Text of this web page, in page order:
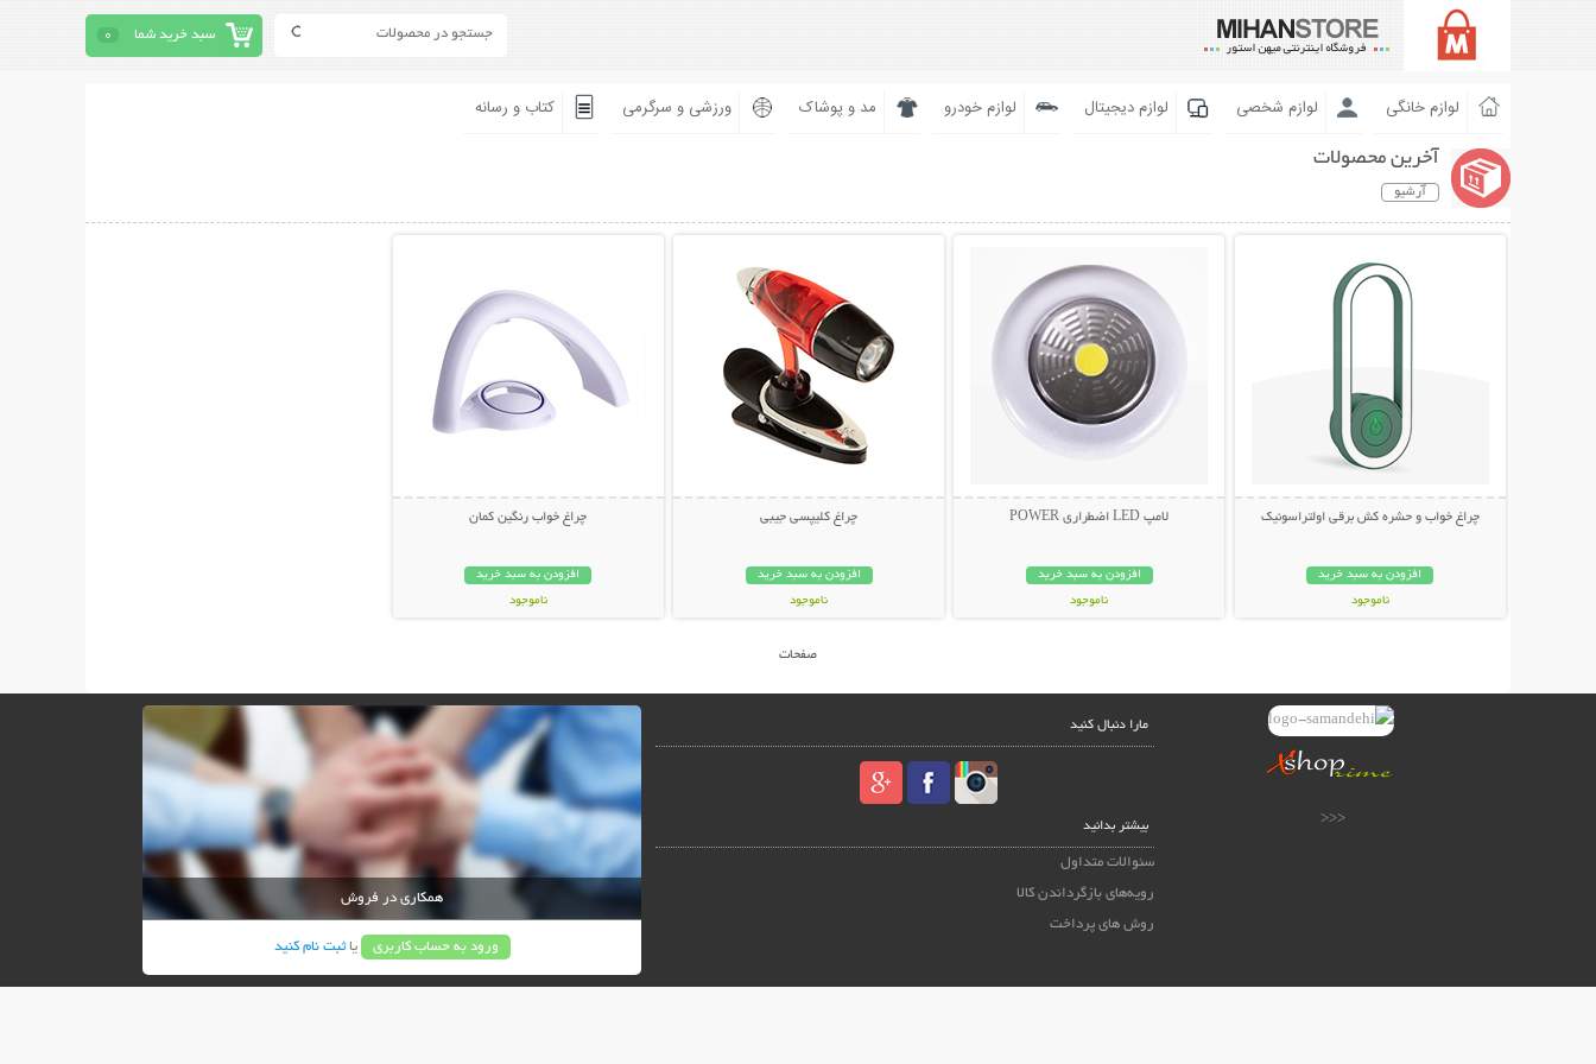
سبد خرید شما 0
لوازم خانگی لوازم شخصی لوازم دیجیتال لوازم خودرو مد و پوشاک ورزشی و سرگرمی کتاب و رسانه
آخرین محصولات
آرشیو
چراغ خواب و حشره کش برقی اولتراسونیک
افزودن به سبد خرید
ناموجود
لامپ LED اضطراری POWER
افزودن به سبد خرید
ناموجود
چراغ کلیپسی جیبی
افزودن به سبد خرید
ناموجود
چراغ خواب رنگین کمان
افزودن به سبد خرید
ناموجود
صفحات
<<<
مارا دنبال کنید
بیشتر بدانید
سئوالات متداول
رویه‌های بازگرداندن کالا
روش های پرداخت
همکاری در فروش
ورود به حساب کاربری یاثبت نام کنید